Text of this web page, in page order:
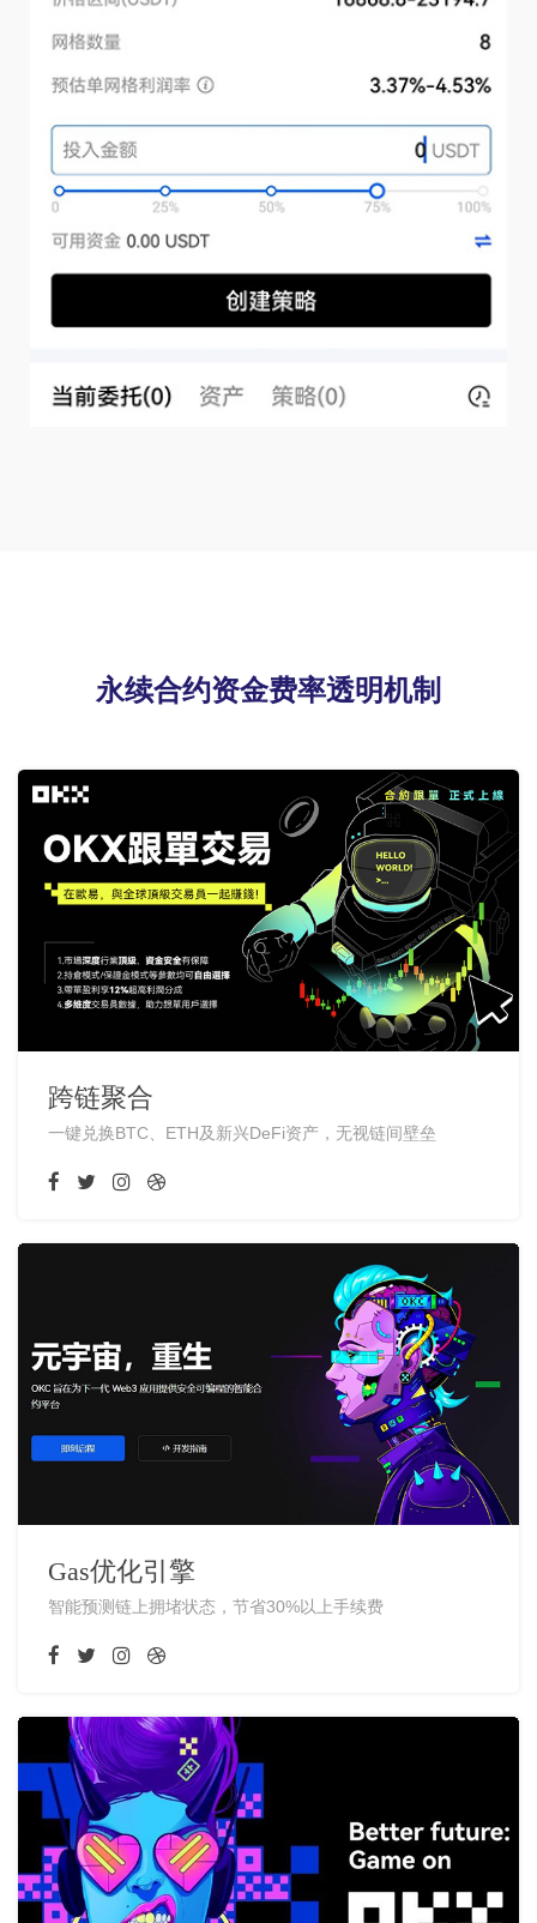
永续合约资金费率透明机制
跨链聚合
一键兑换BTC、ETH及新兴DeFi资产，无视链间壁垒
Gas优化引擎
智能预测链上拥堵状态，节省30%以上手续费